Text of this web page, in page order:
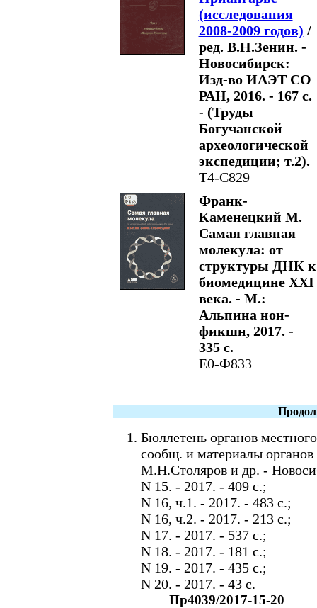
(исследования
2008-2009 годов) /
ред. В.Н.Зенин. -
Новосибирск:
Изд-во ИАЭТ СО
РАН, 2016. - 167 с.
- (Труды
Богучанской
археологической
экспедиции; т.2).
Т4-С829
Франк-
Каменецкий М.
Самая главная
молекула: от
структуры ДНК к
биомедицине XXI
века. - М.:
Альпина нон-
фикшн, 2017. -
335 с.
Е0-Ф833
Бюллетень органов
сообщ. и материалы
М.Н.Столяров и др. -
N 15. - 2017. - 409 c.;
N 16, ч.1. - 2017. - 483 c.;
N 16, ч.2. - 2017. - 213 c.;
N 17. - 2017. - 537 c.;
N 18. - 2017. - 181 c.;
N 19. - 2017. - 435 c.;
N 20. - 2017. - 43 c.
Пр4039/2017-15-20